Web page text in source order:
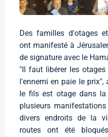
Des familles d'otages
ont manifesté à
de signature avec le
"Il faut libérer les
l'ennemi en paie le
le fils est otage dans
plusieurs
divers endroits de la
routes ont été